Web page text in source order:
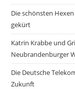
Die schönsten
gekürt
Katrin Krabbe und
Neubrandenburger
Die Deutsche
Zukunft